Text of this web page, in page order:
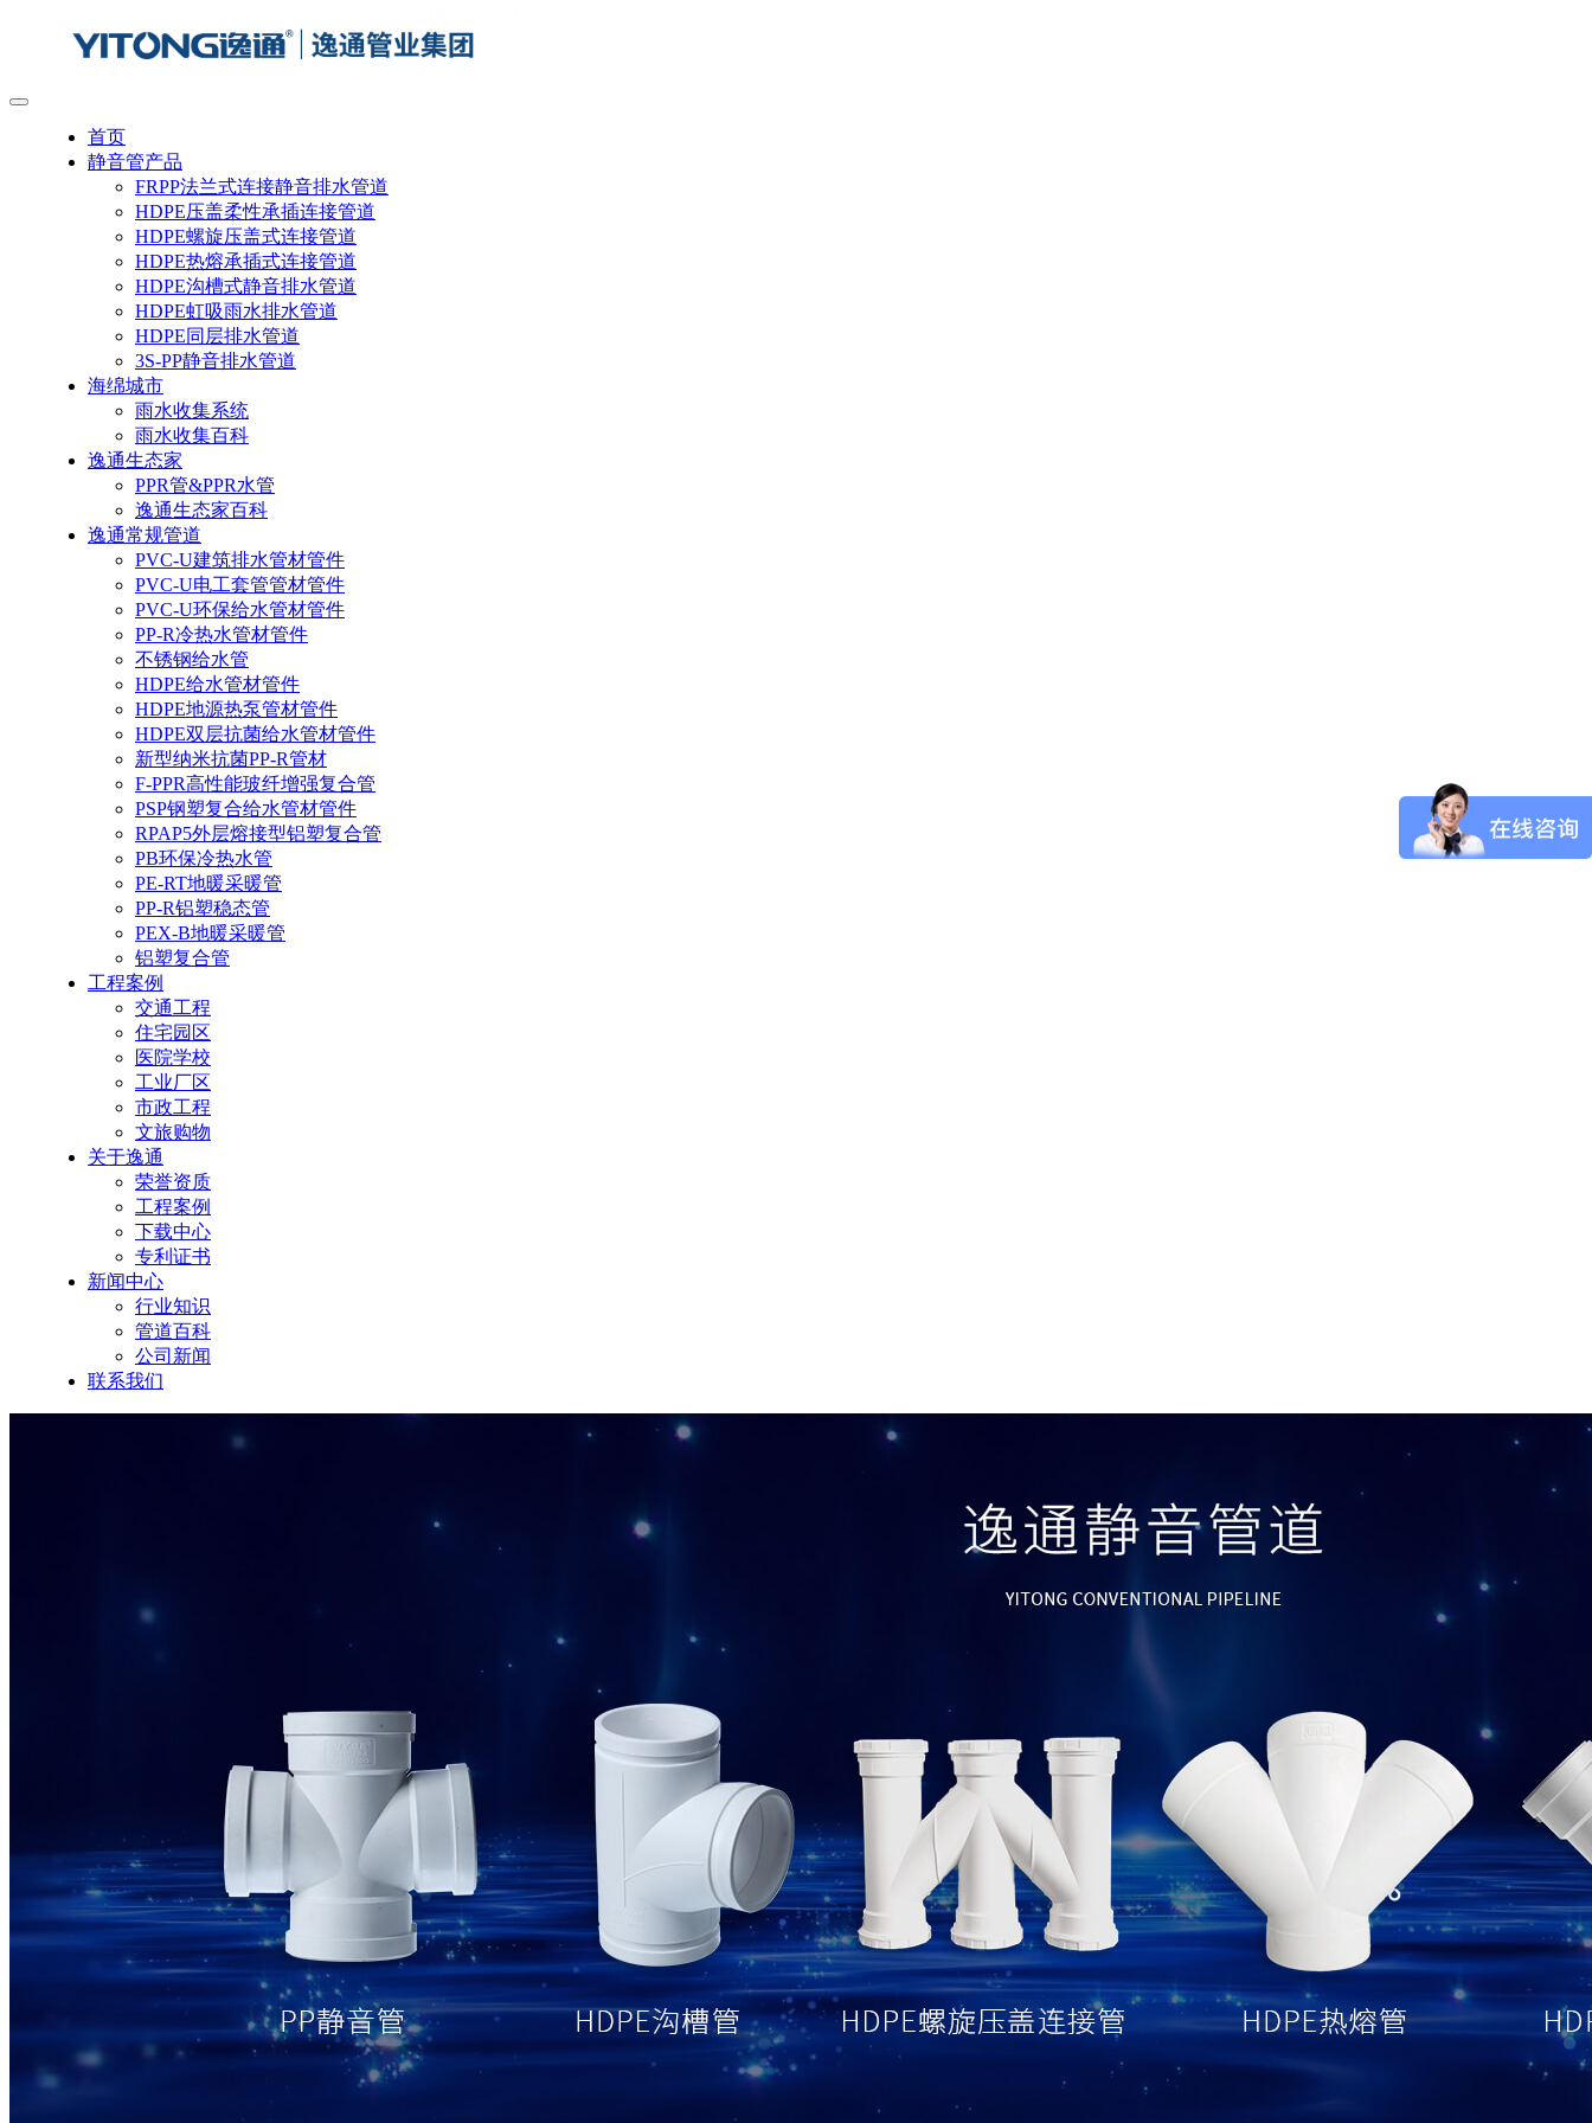
首页
静音管产品
FRPP法兰式连接静音排水管道
HDPE压盖柔性承插连接管道
HDPE螺旋压盖式连接管道
HDPE热熔承插式连接管道
HDPE沟槽式静音排水管道
HDPE虹吸雨水排水管道
HDPE同层排水管道
3S-PP静音排水管道
海绵城市
雨水收集系统
雨水收集百科
逸通生态家
PPR管&PPR水管
逸通生态家百科
逸通常规管道
PVC-U建筑排水管材管件
PVC-U电工套管管材管件
PVC-U环保给水管材管件
PP-R冷热水管材管件
不锈钢给水管
HDPE给水管材管件
HDPE地源热泵管材管件
HDPE双层抗菌给水管材管件
新型纳米抗菌PP-R管材
F-PPR高性能玻纤增强复合管
PSP钢塑复合给水管材管件
RPAP5外层熔接型铝塑复合管
PB环保冷热水管
PE-RT地暖采暖管
PP-R铝塑稳态管
PEX-B地暖采暖管
铝塑复合管
工程案例
交通工程
住宅园区
医院学校
工业厂区
市政工程
文旅购物
关于逸通
荣誉资质
工程案例
下载中心
专利证书
新闻中心
行业知识
管道百科
公司新闻
联系我们